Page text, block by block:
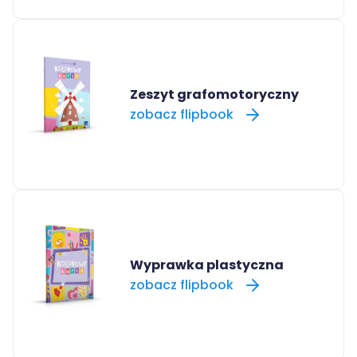
Zeszyt grafomotoryczny
zobacz flipbook
Wyprawka plastyczna
zobacz flipbook